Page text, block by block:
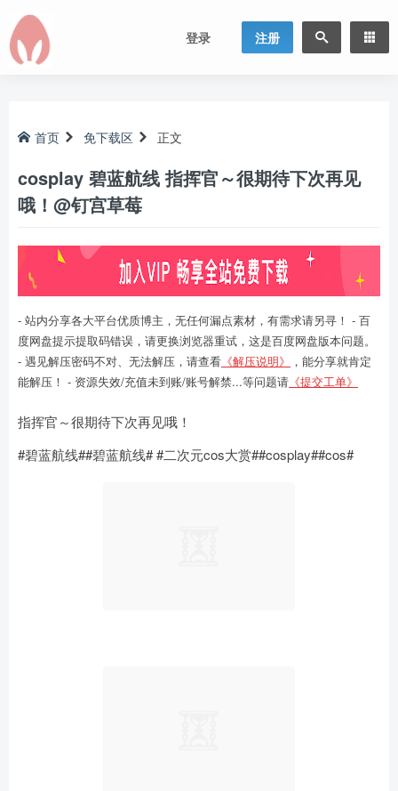
登录 注册
首页 免下载区 正文
cosplay 碧蓝航线 指挥官～很期待下次再见
哦！@钉宫草莓
- 站内分享各大平台优质博主，无任何漏点素材，有需求请另寻！ - 百
度网盘提示提取码错误，请更换浏览器重试，这是百度网盘版本问题。
- 遇见解压密码不对、无法解压，请查看 《解压说明》
，能分享就肯定
能解压！ - 资源失效/充值未到账/账号解禁...等问题请 《提交工单》
指挥官～很期待下次再见哦！
#碧蓝航线##碧蓝航线# #二次元cos大赏##cosplay##cos# ​​​